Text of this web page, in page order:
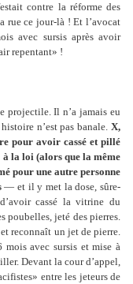
contre la réforme des
ce jour-là ! Et l’avocat
avec sursis après avoir
repen­tant» !
pro­jec­tile. Il n’a jamais eu
n’est pas banale. X,
pour avoir cassé et pillé
la loi (alors que la même
pour une autre per­sonne
— et il y met la dose, sûre­
cassé la vitrine du
pou­bel­les, jeté des pier­res.
reconnaît un jet de pierre.
avec sursis et mise à
Devant la cour d’appel,
entre les jeteurs de